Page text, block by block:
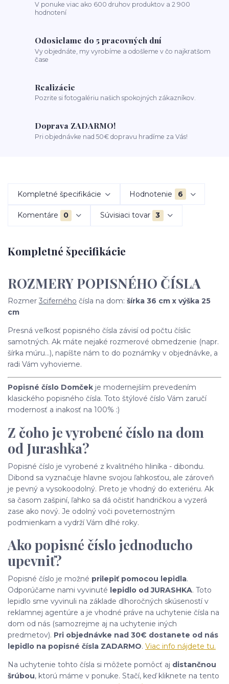
V ponuke viac ako 600 druhov produktov a 2 900
hodnotení
Odosielame do 5 pracovných dní
Vy objednáte, my vyrobíme a odošleme v čo najkratšom
čase
Realizácie
Pozrite si fotogalériu našich spokojných zákazníkov.
Doprava ZADARMO!
Pri objednávke nad 50€ dopravu hradíme za Vás!
Kompletné špecifikácie Hodnotenie 6
Komentáre 0 Súvisiaci tovar 3
Kompletné špecifikácie
ROZMERY POPISNÉHO ČÍSLA
Rozmer 3ciferného čísla na dom: šírka 36 cm x výška 25
cm
Presná veľkosť popisného čísla závisí od počtu číslic
samotných. Ak máte nejaké rozmerové obmedzenie (napr.
šírka múru...), napíšte nám to do poznámky v objednávke, a
radi Vám vyhovieme.
Popisné číslo Domček je modernejším prevedením
klasického popisného čísla. Toto štýlové číslo Vám zaručí
modernosť a inakosť na 100% :)
Z čoho je vyrobené číslo na dom
od Jurashka?
Popisné číslo je vyrobené z kvalitného hliníka - dibondu.
Dibond sa vyznačuje hlavne svojou ľahkosťou, ale zároveň
je pevný a vysokoodolný. Preto je vhodný do exteriéru. Ak
sa časom zašpiní, ľahko sa dá očistiť handričkou a vyzerá
zase ako nový. Je odolný voči poveternostným
podmienkam a vydrží Vám dlhé roky.
Ako popisné číslo jednoducho
upevniť?
Popisné číslo je možné prilepiť pomocou lepidla.
Odporúčame nami vyvinuté lepidlo od JURASHKA. Toto
lepidlo sme vyvinuli na základe dlhoročných skúseností v
reklamnej agentúre a je vhodné práve na uchytenie čísla na
dom od nás (samozrejme aj na uchytenie iných
predmetov). Pri objednávke nad 30€ dostanete od nás
lepidlo na popisné čísla ZADARMO. Viac info nájdete tu.
Na uchytenie tohto čísla si môžete pomôcť aj distančnou
šrúbou, ktorú máme v ponuke. Stačí, keď kliknete na tento